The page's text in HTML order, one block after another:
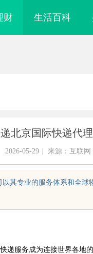
财 生活百科
北京国际快递代
2026-05-29 来源：互联网
其专业的服务体系和全
递服务成为连接世界各地